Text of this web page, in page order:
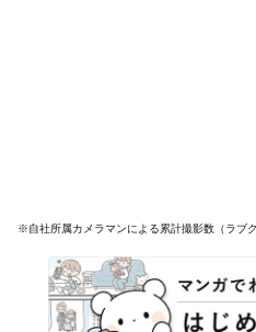
※自社所属カメラマンによる累計撮影数（ラブ